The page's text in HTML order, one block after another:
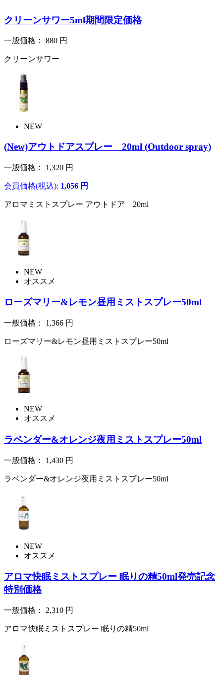
クリーンサワー5ml期間限定価格
一般価格： 880 円
クリーンサワー
NEW
(New)アウトドアスプレー 20ml (Outdoor spray)
一般価格： 1,320 円
会員価格(税込): 1,056 円
アロマミストスプレー アウトドア 20ml
NEW
オススメ
ローズマリー&レモン昼用ミストスプレー50ml
一般価格： 1,366 円
ローズマリー&レモン昼用ミストスプレー50ml
NEW
オススメ
ラベンダー&オレンジ夜用ミストスプレー50ml
一般価格： 1,430 円
ラベンダー&オレンジ夜用ミストスプレー50ml
NEW
オススメ
アロマ快眠ミストスプレー 眠りの精50ml発売記念
特別価格
一般価格： 2,310 円
アロマ快眠ミストスプレー 眠りの精50ml